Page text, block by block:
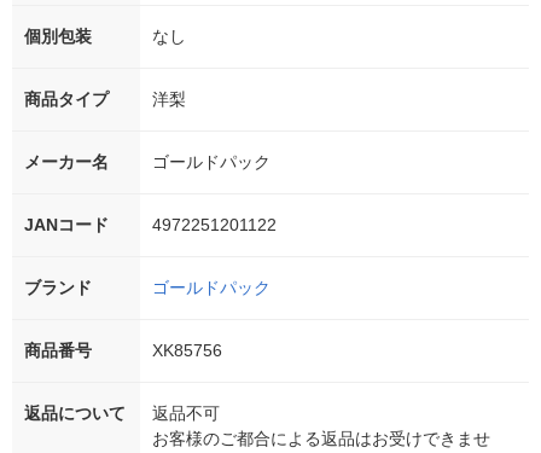
個別包装 なし
商品タイプ 洋梨
メーカー名 ゴールドパック
JANコード 4972251201122
ブランド ゴールドパック
商品番号 XK85756
返品について
返品不可
お客様のご都合による返品はお受けできませ